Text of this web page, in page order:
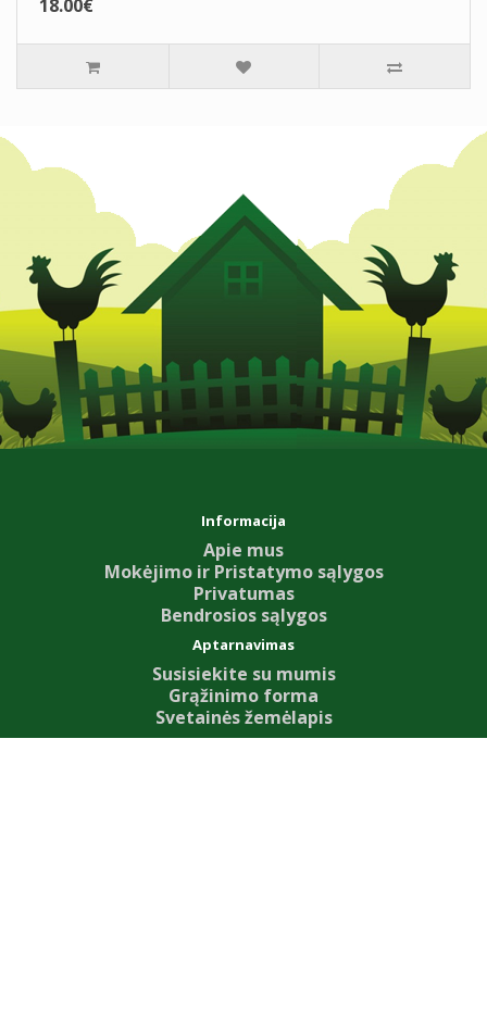
18.00€
Informacija
Apie mus
Mokėjimo ir Pristatymo sąlygos
Privatumas
Bendrosios sąlygos
Aptarnavimas
Susisiekite su mumis
Grąžinimo forma
Svetainės žemėlapis